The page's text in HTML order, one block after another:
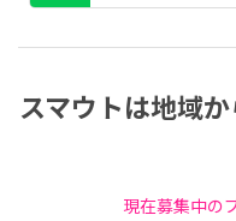
スマウトは地域
現在募集中の